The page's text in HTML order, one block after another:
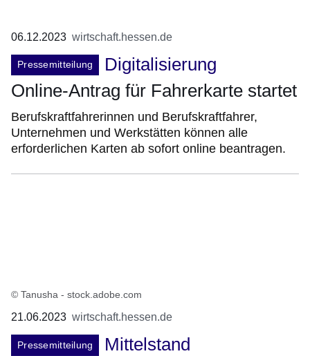
Ergebnisse:Ergebnisse
bis
8
auf
Seite
1
06.12.2023 wirtschaft.hessen.de
Pressemitteilung
Digitalisierung
Online-Antrag für Fahrerkarte startet
Berufskraftfahrerinnen und Berufskraftfahrer,
Unternehmen und Werkstätten können alle
erforderlichen Karten ab sofort online beantragen.
© Tanusha - stock.adobe.com
21.06.2023 wirtschaft.hessen.de
Pressemitteilung
Mittelstand